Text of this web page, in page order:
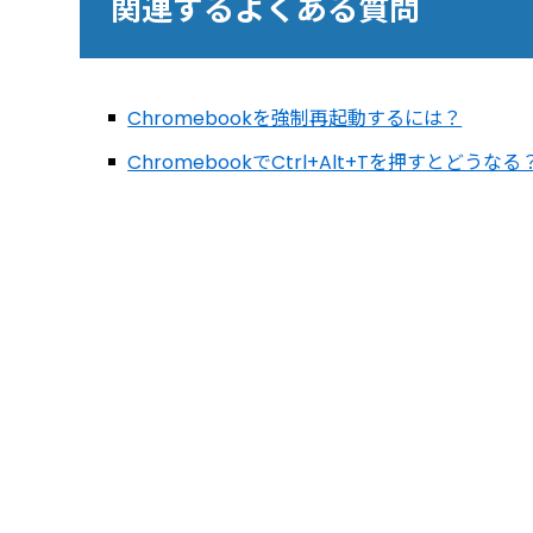
関連するよくある質問
Chromebookを強制再起動するには？
ChromebookでCtrl+Alt+Tを押すとどうなる